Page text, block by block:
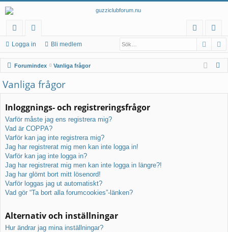
na
b
bl
än
ka
r
at
eg
or
ier
ga
in
m
ed
le
Logga in Bli medlem Sök
Forumindex Vanliga frågor
Vanliga frågor
Inloggnings- och registreringsfrågor
Varför måste jag ens registrera mig?
Vad är COPPA?
Varför kan jag inte registrera mig?
Jag har registrerat mig men kan inte logga in!
Varför kan jag inte logga in?
Jag har registrerat mig men kan inte logga in längre?!
Jag har glömt bort mitt lösenord!
Varför loggas jag ut automatiskt?
Vad gör “Ta bort alla forumcookies”-länken?
Alternativ och inställningar
Hur ändrar jag mina inställningar?